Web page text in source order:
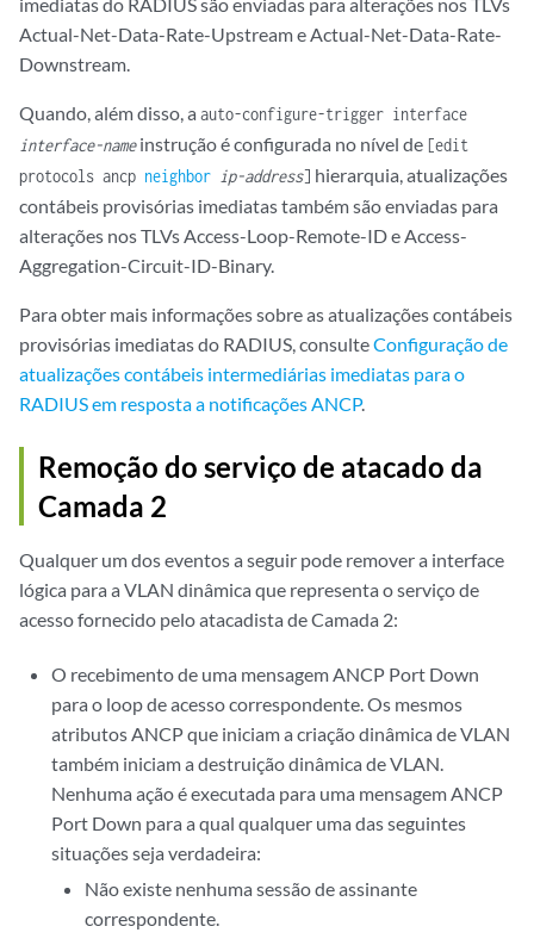
Actual-Net-Data-Rate-Upstream e Actual-Net-Data-Rate-
Downstream.
Quando, além disso, a auto-configure-trigger interface
interface-nameinstrução é configurada no nível de [edit
protocols ancp neighbor ip-address] hierarquia, atualizações
contábeis provisórias imediatas também são enviadas para
alterações nos TLVs Access-Loop-Remote-ID e Access-
Aggregation-Circuit-ID-Binary.
Para obter mais informações sobre as atualizações contábeis
provisórias imediatas do RADIUS, consulteConfiguração de
atualizações contábeis intermediárias imediatas para o
RADIUS em resposta a notificações ANCP.
Remoção do serviço de atacado da
Camada 2
Qualquer um dos eventos a seguir pode remover a interface
lógica para a VLAN dinâmica que representa o serviço de
acesso fornecido pelo atacadista de Camada 2:
O recebimento de uma mensagem ANCP Port Down
para o loop de acesso correspondente. Os mesmos
atributos ANCP que iniciam a criação dinâmica de VLAN
também iniciam a destruição dinâmica de VLAN.
Nenhuma ação é executada para uma mensagem ANCP
Port Down para a qual qualquer uma das seguintes
situações seja verdadeira:
Não existe nenhuma sessão de assinante
correspondente.